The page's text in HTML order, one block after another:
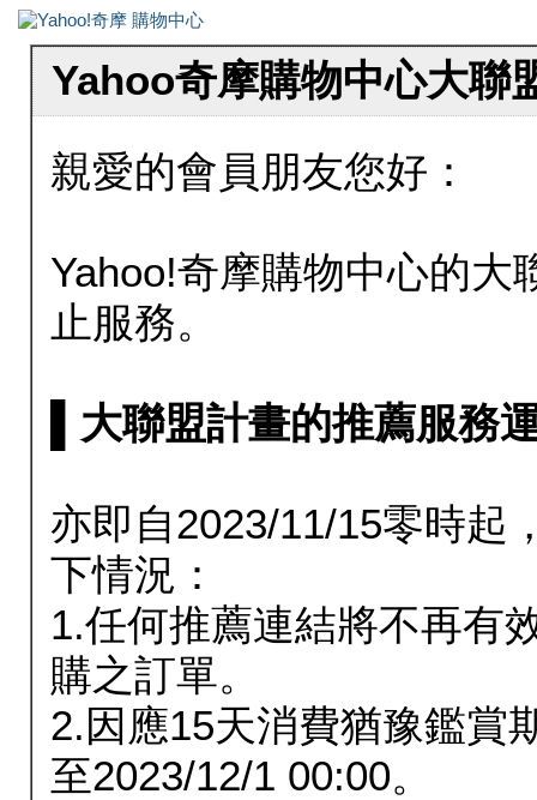
Yahoo奇摩購物中心大聯
親愛的會員朋友您好：
Yahoo!奇摩購物中心的大
止服務。
▌大聯盟計畫的推薦服務
亦即自2023/11/15零時起
下情況：
1.任何推薦連結將不再有
購之訂單。
2.因應15天消費猶豫鑑賞
至2023/12/1 00:00。